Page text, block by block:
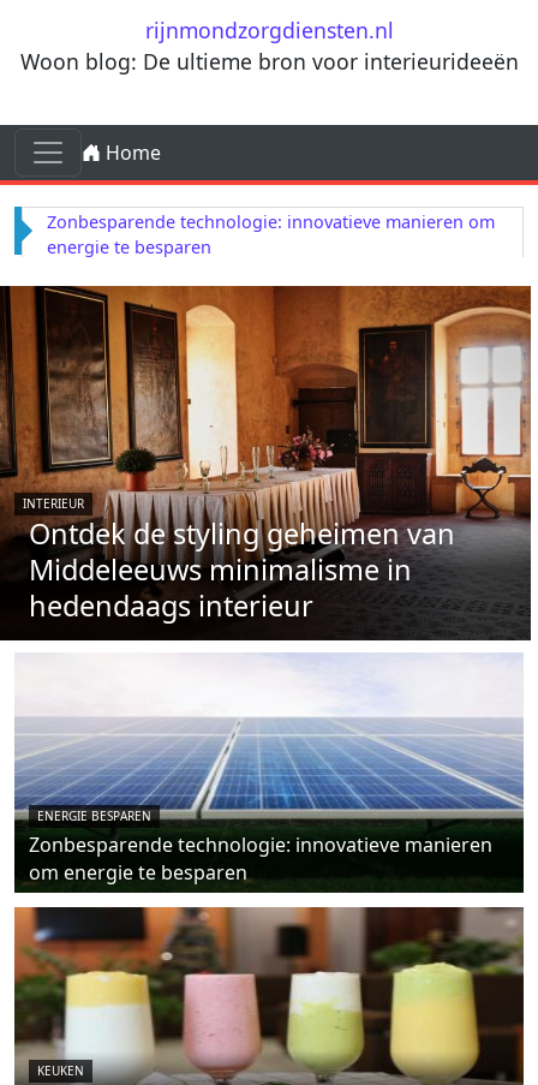
Ga naar de inhoudrijnmondzorgdiensten.nl
Woon blog: De ultieme bron voor interieurideeën
Ga naar de inhoud
Hoofdnavigatie
Home
Zonbesparende technologie: innovatieve manieren om
energie te besparen
INTERIEUR
Ontdek de styling geheimen van
Middeleeuws minimalisme in
hedendaags interieur
ENERGIE BESPAREN
Zonbesparende technologie: innovatieve manieren
om energie te besparen
KEUKEN